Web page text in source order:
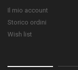
Il mio account
Storico ordini
Wish list